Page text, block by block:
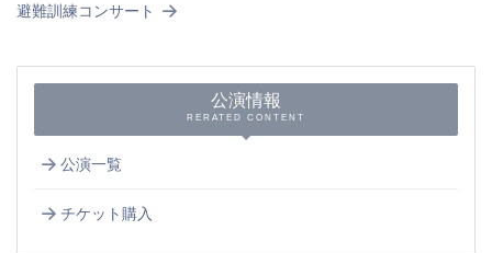
避難訓練コンサート
公演情報
RERATED CONTENT
公演一覧
チケット購入